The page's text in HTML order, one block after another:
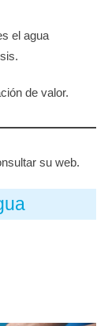
el agua
de valor.
su web.